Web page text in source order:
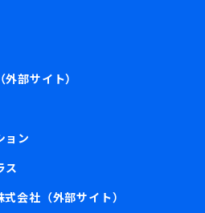
部サイト）
ョン
ス
会社（外部サイト）